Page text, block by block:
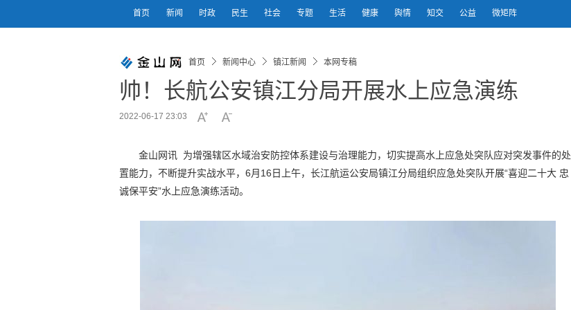
首页 新闻 时政 民生 社会 专题 生活 健康 舆情 知交 公益 微矩阵
首页 新闻中心 镇江新闻 本网专稿
帅！长航公安镇江分局开展水上应急演练
2022-06-17 23:03
金山网讯 为增强辖区水域治安防控体系建设与治理能力，切实提高水上应急处突队应对突发事件的处
置能力，不断提升实战水平，6月16日上午，长江航运公安局镇江分局组织应急处突队开展“喜迎二十大 忠
诚保平安”水上应急演练活动。